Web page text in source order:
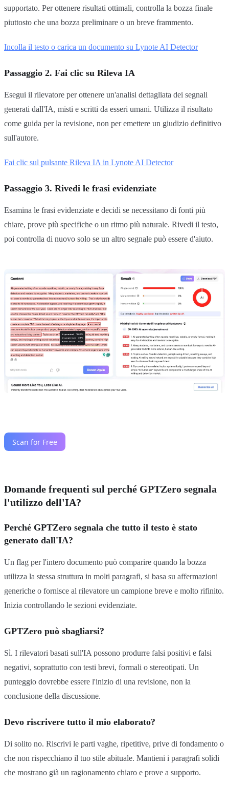
supportato. Per ottenere risultati ottimali, controlla la bozza finale
piuttosto che una bozza preliminare o un breve frammento.
Incolla il testo o carica un documento su Lynote AI Detector
Passaggio 2. Fai clic su Rileva IA
Esegui il rilevatore per ottenere un'analisi dettagliata dei segnali
generati dall'IA, misti e scritti da esseri umani. Utilizza il risultato
come guida per la revisione, non per emettere un giudizio definitivo
sull'autore.
Fai clic sul pulsante Rileva IA in Lynote AI Detector
Passaggio 3. Rivedi le frasi evidenziate
Esamina le frasi evidenziate e decidi se necessitano di fonti più
chiare, prove più specifiche o un ritmo più naturale. Rivedi il testo,
poi controlla di nuovo solo se un altro segnale può essere d'aiuto.
Domande frequenti sul perché GPTZero segnala
l'utilizzo dell'IA?
Perché GPTZero segnala che tutto il testo è stato
generato dall'IA?
Un flag per l'intero documento può comparire quando la bozza
utilizza la stessa struttura in molti paragrafi, si basa su affermazioni
generiche o fornisce al rilevatore un campione breve e molto rifinito.
Inizia controllando le sezioni evidenziate.
GPTZero può sbagliarsi?
Sì. I rilevatori basati sull'IA possono produrre falsi positivi e falsi
negativi, soprattutto con testi brevi, formali o stereotipati. Un
punteggio dovrebbe essere l'inizio di una revisione, non la
conclusione della discussione.
Devo riscrivere tutto il mio elaborato?
Di solito no. Riscrivi le parti vaghe, ripetitive, prive di fondamento o
che non rispecchiano il tuo stile abituale. Mantieni i paragrafi solidi
che mostrano già un ragionamento chiaro e prove a supporto.